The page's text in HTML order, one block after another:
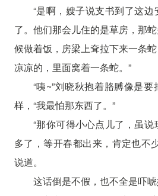
“是啊，嫂子说支书到了这
了。他们那会儿住的是草房，那
候做着饭，房梁上耷拉下来一条
凉凉的，里面窝着一条蛇。”
“咦~”刘晓秋抱着胳膊像是
样，“我最怕那东西了。”
“那你可得小心点儿了，虽
多了，等开春都出来，肯定也不
说道。
这话倒是不假，也不全是吓唬